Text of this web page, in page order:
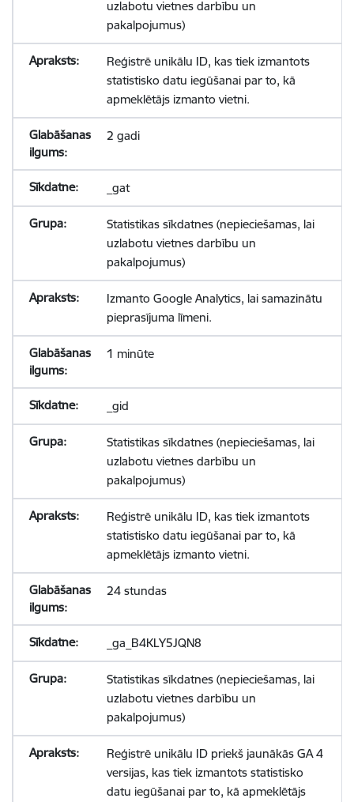
uzlabotu vietnes darbību un
pakalpojumus)
Reģistrē unikālu ID, kas tiek izmantots
statistisko datu iegūšanai par to, kā
apmeklētājs izmanto vietni.
2 gadi
_gat
Statistikas sīkdatnes (nepieciešamas, lai
uzlabotu vietnes darbību un
pakalpojumus)
Izmanto Google Analytics, lai samazinātu
pieprasījuma līmeni.
1 minūte
_gid
Statistikas sīkdatnes (nepieciešamas, lai
uzlabotu vietnes darbību un
pakalpojumus)
Reģistrē unikālu ID, kas tiek izmantots
statistisko datu iegūšanai par to, kā
apmeklētājs izmanto vietni.
24 stundas
_ga_B4KLY5JQN8
Statistikas sīkdatnes (nepieciešamas, lai
uzlabotu vietnes darbību un
pakalpojumus)
Reģistrē unikālu ID priekš jaunākās GA 4
versijas, kas tiek izmantots statistisko
datu iegūšanai par to, kā apmeklētājs